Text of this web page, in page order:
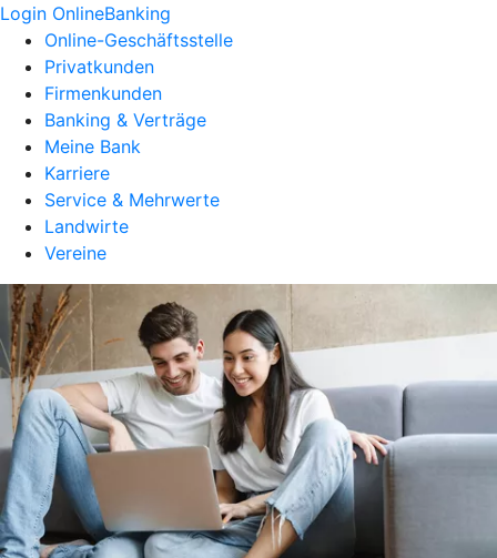
Login OnlineBanking
Online-Geschäftsstelle
Privatkunden
Firmenkunden
Banking & Verträge
Meine Bank
Karriere
Service & Mehrwerte
Landwirte
Vereine